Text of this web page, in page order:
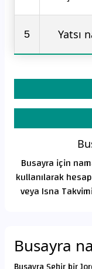
5 Yatsı
Busayra için
kullanılarak
veya Isna
Busayra